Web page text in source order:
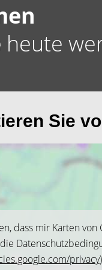
heute
Sie
dass mir Karten von
privacy